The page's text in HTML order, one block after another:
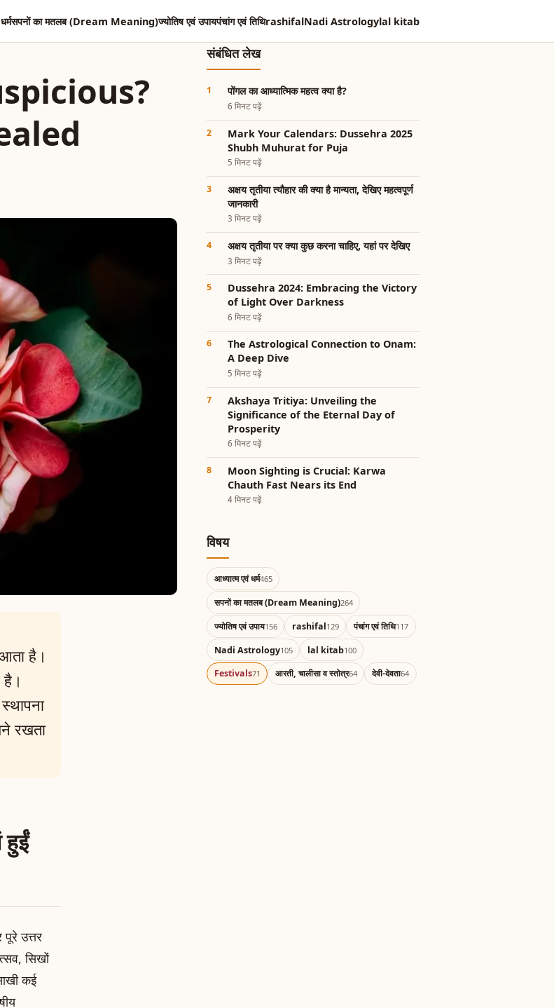
सपनों का मतलब (Dream Meaning)ज्योतिष एवं उपायपंचांग एवं तिथिrashifalNadi Astrologylal kitab
है।
है।
रखता
हुईं
उत्तर
सिखों
कई
संबंधित लेख
पोंगल का आध्यात्मिक महत्व क्या है?
6 मिनट पढ़ें
Mark Your Calendars: Dussehra 2025
Shubh Muhurat for Puja
5 मिनट पढ़ें
अक्षय तृतीया त्यौहार की क्या है मान्यता, देखिए महत्वपूर्ण
जानकारी
3 मिनट पढ़ें
अक्षय तृतीया पर क्या कुछ करना चाहिए, यहां पर देखिए
3 मिनट पढ़ें
Dussehra 2024: Embracing the Victory
of Light Over Darkness
6 मिनट पढ़ें
The Astrological Connection to Onam:
A Deep Dive
5 मिनट पढ़ें
Akshaya Tritiya: Unveiling the
Significance of the Eternal Day of
Prosperity
6 मिनट पढ़ें
Moon Sighting is Crucial: Karwa
Chauth Fast Nears its End
4 मिनट पढ़ें
विषय
आध्यात्म एवं धर्म465
सपनों का मतलब (Dream Meaning)264
ज्योतिष एवं उपाय156 rashifal129 पंचांग एवं तिथि117
Nadi Astrology105 lal kitab100
Festivals71 आरती, चालीसा व स्तोत्र64 देवी-देवता64